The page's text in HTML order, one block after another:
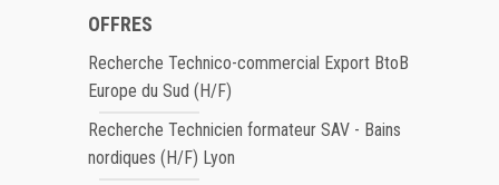
OFFRES
Recherche Technico-commercial Export BtoB
Europe du Sud (H/F)
Recherche Technicien formateur SAV - Bains
nordiques (H/F) Lyon